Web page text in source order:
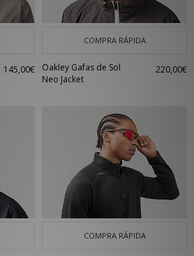
145,00€
COMPRA RÁPIDA
Oakley Gafas de Sol
Neo Jacket
220,00€
COMPRA RÁPIDA